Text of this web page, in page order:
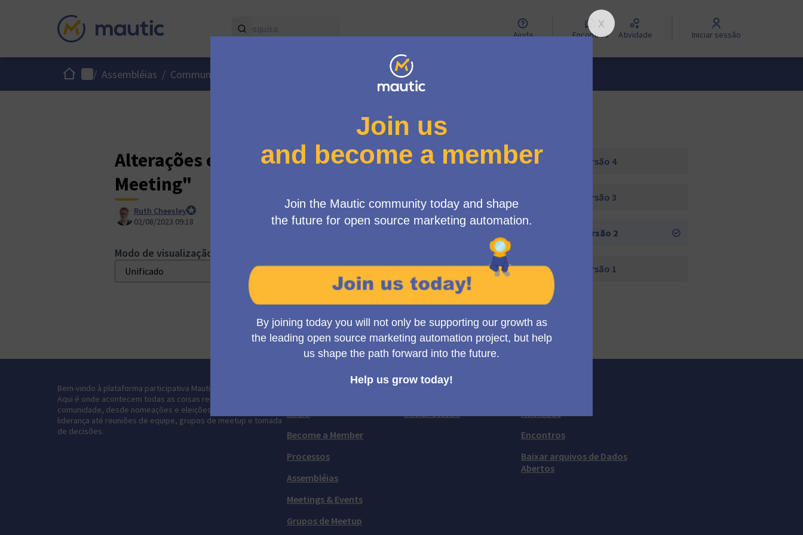
Ajuda Encontros Atividade Iniciar sessão
InícioMenu principal
/ Assembléias / Community Team
Alterações em "[ONLINE] Community Team
Meeting"
Ruth Cheesley
Mautic Project Lead
02/08/2023 09:18
Modo de visualização comparado:
Toggle view
Versão 4
Versão 3
Versão 2
Versão 1
Bem-vindo à plataforma participativa Mautic Community Portal.
Aqui é onde acontecem todas as coisas relacionadas à
comunidade, desde nomeações e eleições para cargos de
liderança até reuniões de equipe, grupos de meetup e tomada
de decisões.
Início
Become a Member
Processos
Assembléias
Meetings & Events
Grupos de Meetup
Minha conta
Iniciar sessão
Atividade
Encontros
Baixar arquivos de Dados
Abertos